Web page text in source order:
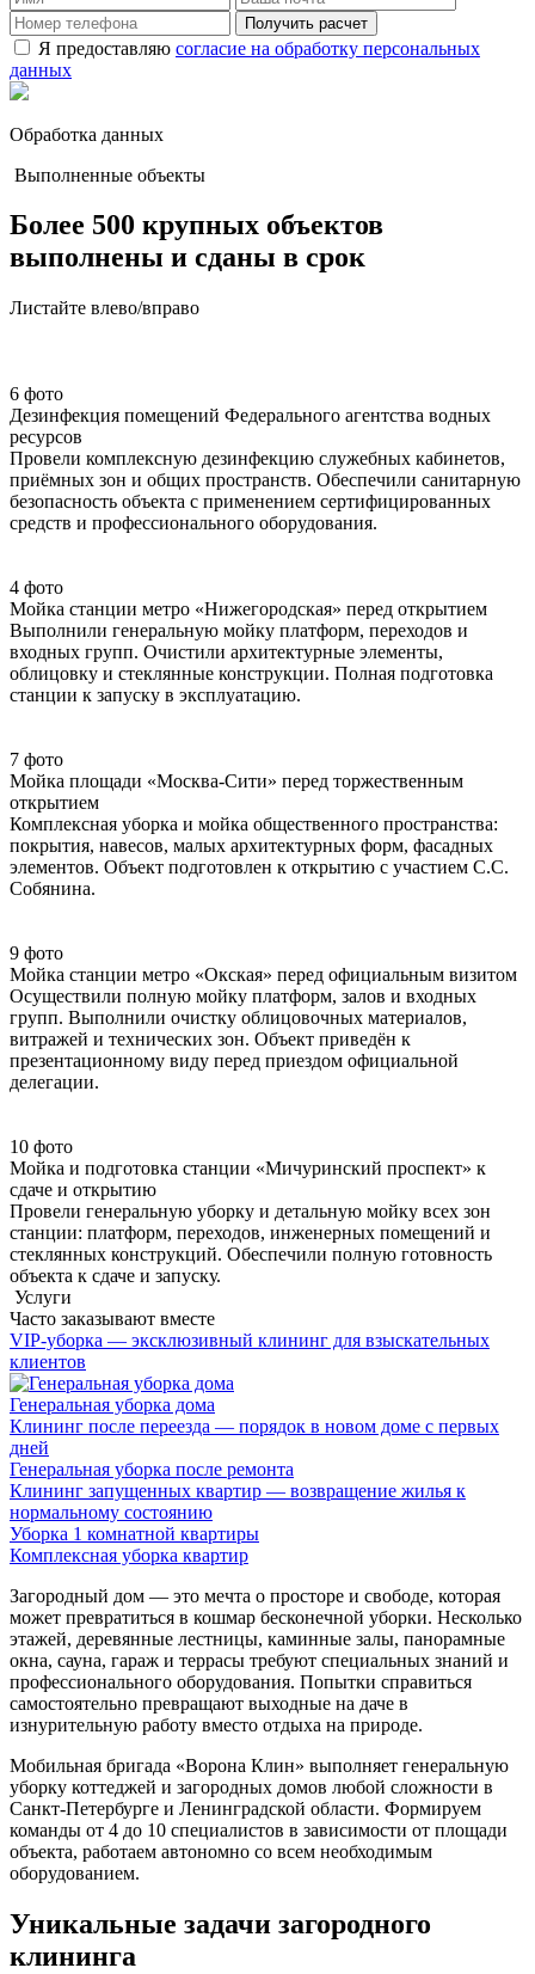
Получить расчет
Я предоставляю согласие на обработку персональных
данных
Обработка данных
Выполненные объекты
Более 500 крупных объектов
выполнены и сданы в срок
Листайте влево/вправо
6 фото
Дезинфекция помещений Федерального агентства водных
ресурсов
Провели комплексную дезинфекцию служебных кабинетов,
приёмных зон и общих пространств. Обеспечили санитарную
безопасность объекта с применением сертифицированных
средств и профессионального оборудования.
4 фото
Мойка станции метро «Нижегородская» перед открытием
Выполнили генеральную мойку платформ, переходов и
входных групп. Очистили архитектурные элементы,
облицовку и стеклянные конструкции. Полная подготовка
станции к запуску в эксплуатацию.
7 фото
Мойка площади «Москва-Сити» перед торжественным
открытием
Комплексная уборка и мойка общественного пространства:
покрытия, навесов, малых архитектурных форм, фасадных
элементов. Объект подготовлен к открытию с участием С.С.
Собянина.
9 фото
Мойка станции метро «Окская» перед официальным визитом
Осуществили полную мойку платформ, залов и входных
групп. Выполнили очистку облицовочных материалов,
витражей и технических зон. Объект приведён к
презентационному виду перед приездом официальной
делегации.
10 фото
Мойка и подготовка станции «Мичуринский проспект» к
сдаче и открытию
Провели генеральную уборку и детальную мойку всех зон
станции: платформ, переходов, инженерных помещений и
стеклянных конструкций. Обеспечили полную готовность
объекта к сдаче и запуску.
Услуги
Часто заказывают вместе
VIP-уборка — эксклюзивный клининг для взыскательных
клиентов
Генеральная уборка дома
Клининг после переезда — порядок в новом доме с первых
дней
Генеральная уборка после ремонта
Клининг запущенных квартир — возвращение жилья к
нормальному состоянию
Уборка 1 комнатной квартиры
Комплексная уборка квартир
Загородный дом — это мечта о просторе и свободе, которая
может превратиться в кошмар бесконечной уборки. Несколько
этажей, деревянные лестницы, каминные залы, панорамные
окна, сауна, гараж и террасы требуют специальных знаний и
профессионального оборудования. Попытки справиться
самостоятельно превращают выходные на даче в
изнурительную работу вместо отдыха на природе.
Мобильная бригада «Ворона Клин» выполняет генеральную
уборку коттеджей и загородных домов любой сложности в
Санкт-Петербурге и Ленинградской области. Формируем
команды от 4 до 10 специалистов в зависимости от площади
объекта, работаем автономно со всем необходимым
оборудованием.
Уникальные задачи загородного
клининга